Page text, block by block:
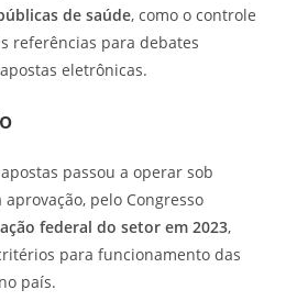
de saúde, como o controle
referências para debates
eletrônicas.
passou a operar sob
pelo Congresso
federal do setor em 2023,
para funcionamento das
país.